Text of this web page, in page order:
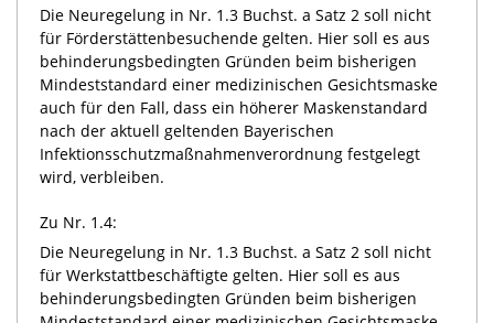
Die Neuregelung in Nr. 1.3 Buchst. a Satz 2 soll nicht
für Förderstättenbesuchende gelten. Hier soll es aus
behinderungsbedingten Gründen beim bisherigen
Mindeststandard einer medizinischen Gesichtsmaske
auch für den Fall, dass ein höherer Maskenstandard
nach der aktuell geltenden Bayerischen
Infektionsschutzmaßnahmenverordnung festgelegt
wird, verbleiben.
Zu Nr. 1.4:
Die Neuregelung in Nr. 1.3 Buchst. a Satz 2 soll nicht
für Werkstattbeschäftigte gelten. Hier soll es aus
behinderungsbedingten Gründen beim bisherigen